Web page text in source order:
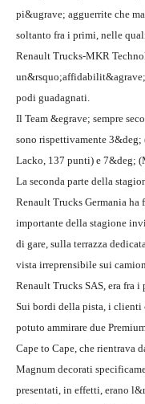
pi&ugrave; agguerrite che
soltanto fra i primi, nelle
Renault Trucks-MKR
un&rsquo;affidabilit&agrave;
podi guadagnati.
Il Team &egrave; sempre
sono rispettivamente
Lacko, 137 punti) e 7&deg;
La seconda parte della
Renault Trucks Germania ha
importante della stagione
di gare, sulla terrazza
vista irreprensibile sui
Renault Trucks SAS, era fra i
Sui bordi della pista, i clienti
potuto ammirare due
Cape to Cape, che rientrava
Magnum decorati
presentati, in effetti, erano